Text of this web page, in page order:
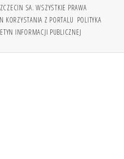
SA. WSZYSTKIE PRAWA
KORZYSTANIA Z PORTALU POLITYKA
INFORMACJI PUBLICZNEJ